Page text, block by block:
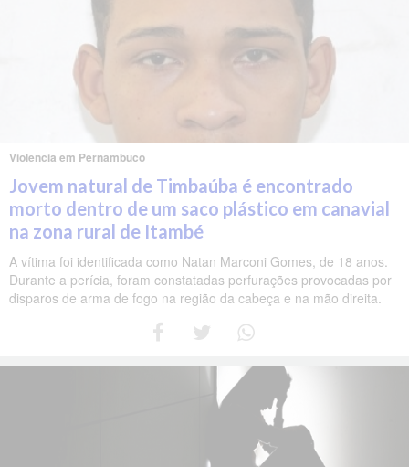
Violência em Pernambuco
Jovem natural de Timbaúba é encontrado
morto dentro de um saco plástico em canavial
na zona rural de Itambé
A vítima foi identificada como Natan Marconi Gomes, de 18 anos.
Durante a perícia, foram constatadas perfurações provocadas por
disparos de arma de fogo na região da cabeça e na mão direita.